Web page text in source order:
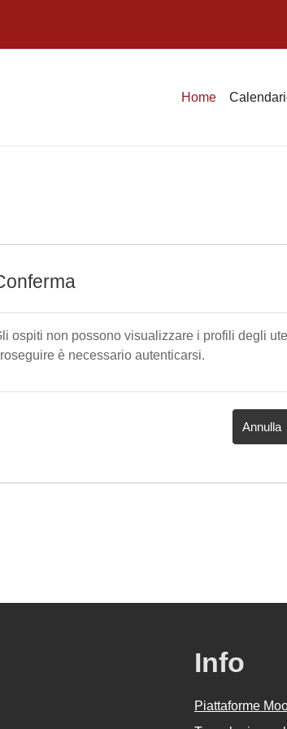
Home
ospiti non possono visualizzare i profili degli
è necessario autenticarsi.
Annulla
Info
Piattaforme